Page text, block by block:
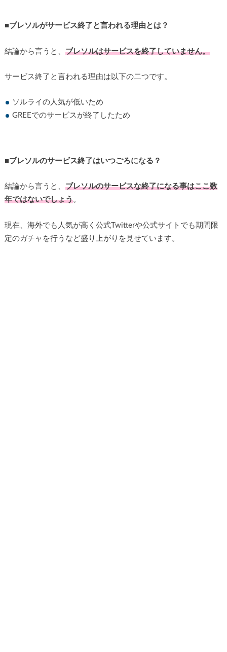
■ブレソルがサービス終了と言われる理由とは？
結論から言うと、 ブレソルはサービスを終了していません。
サービス終了と言われる理由は以下の二つです。
ソルライの人気が低いため
GREEでのサービスが終了したため
■ブレソルのサービス終了はいつごろになる？
結論から言うと、 ブレソルのサービスな終了になる事はここ数
年ではないでしょう。
現在、海外でも人気が高く公式Twitterや公式サイトでも期間限
定のガチャを行うなど盛り上がりを見せています。